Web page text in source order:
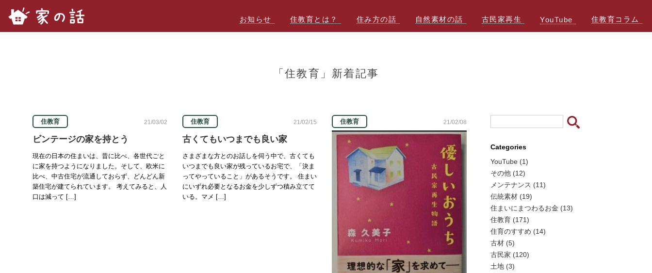
お知らせ
住教育とは？ 住み方の話 自然素材の話 古民家再生 YouTube 住教育コラム
「住教育」新着記事
住教育 21/03/02
ビンテージの家を持とう
現在の日本の住まいは、昔に比べ、各世代ごと
に家を持つようになりました。そして、欧米に
比べ、中古住宅が流通しておらず、どんどん新
築住宅が建てられています。 考えてみると、人
口は減って […]
住教育 21/02/15
古くてもいつまでも良い家
さまざまな方とのお話しを伺う中で、古くても
いつまでも良い家が残っているお宅で、「決ま
ってやっていること」があるそうです。 住まい
にいずれ必要となるお金を少しずつ積み立てて
いる。マメ […]
住教育 21/02/08
Categories
YouTube (1)
その他 (12)
メンテナンス (11)
伝統素材 (19)
住まいにまつわるお金 (13)
住教育 (171)
住育のすすめ (14)
古材 (5)
古民家 (120)
土地 (3)